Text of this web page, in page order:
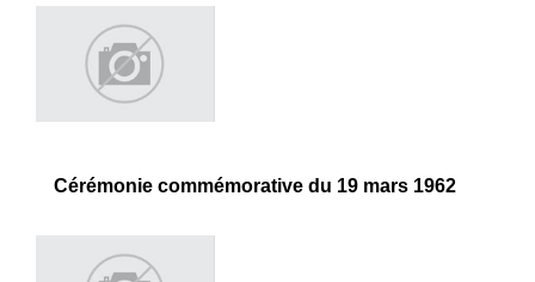
Cérémonie commémorative du 19 mars 1962